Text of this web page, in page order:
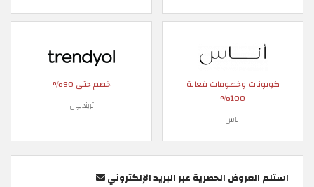
كوبونات وخصومات فعالة
100%
اناس
خصم حتى 90%
ترينديول
استلم العروض الحصرية عبر البريد الإلكتروني